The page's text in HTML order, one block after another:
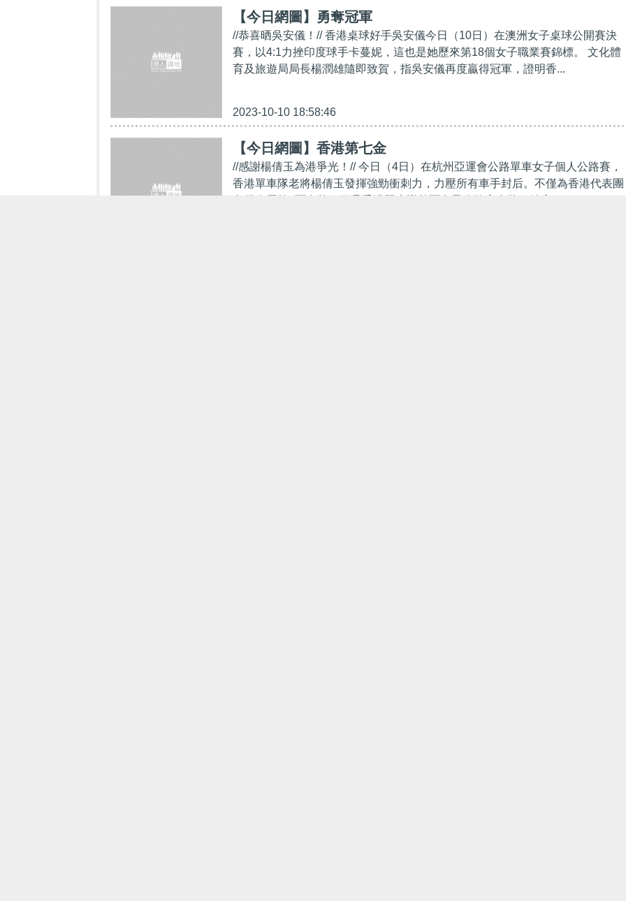
【今日網圖】勇奪冠軍
//恭喜晒吳安儀！// 香港桌球好手吳安儀今日（10日）在澳洲女子桌球公開賽決
賽，以4:1力挫印度球手卡蔓妮，這也是她歷來第18個女子職業賽錦標。 文化體
育及旅遊局局長楊潤雄隨即致賀，指吳安儀再度贏得冠軍，證明香...
2023-10-10 18:58:46
【今日網圖】香港第七金
//感謝楊倩玉為港爭光！// 今日（4日）在杭州亞運會公路單車女子個人公路賽，
香港單車隊老將楊倩玉發揮強勁衝刺力，力壓所有車手封后。不僅為香港代表團